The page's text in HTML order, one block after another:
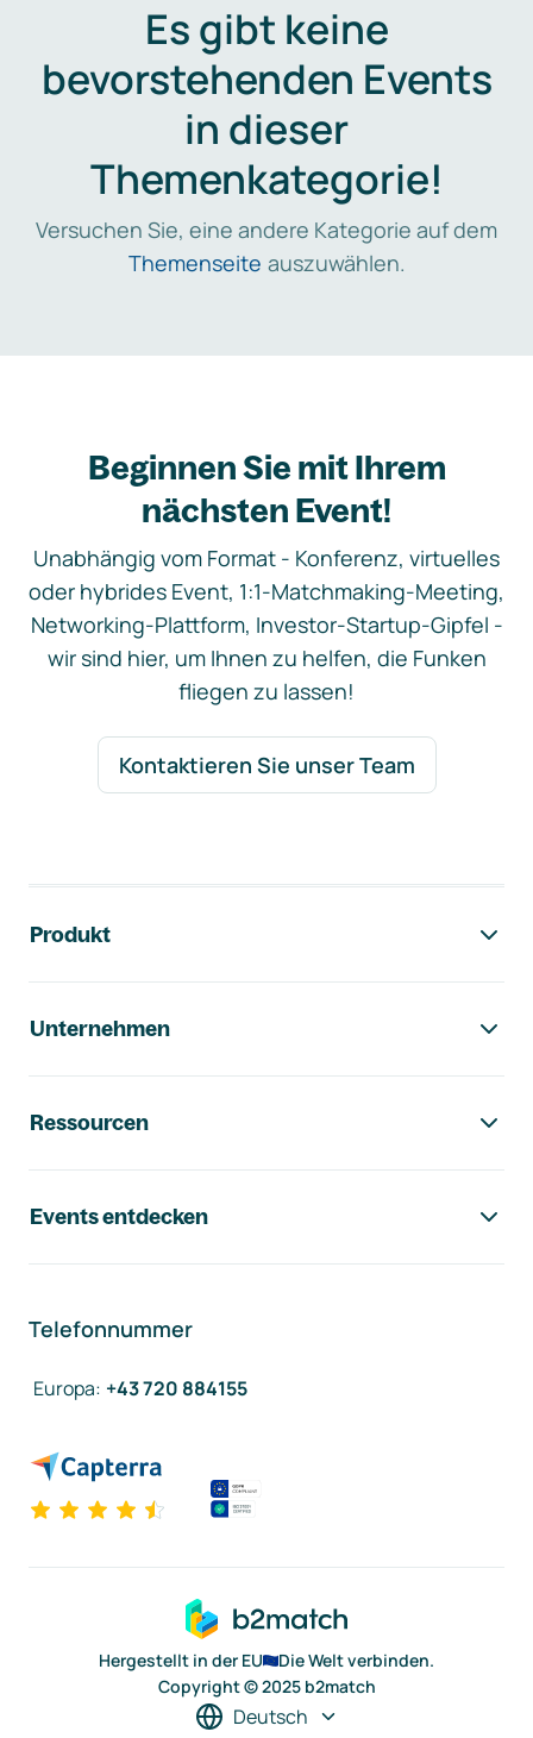
Es gibt keine
bevorstehenden Events
in dieser
Themenkategorie!
Versuchen Sie, eine andere Kategorie auf dem
Themenseite auszuwählen.
Beginnen Sie mit Ihrem
nächsten Event!
Unabhängig vom Format - Konferenz, virtuelles
oder hybrides Event, 1:1-Matchmaking-Meeting,
Networking-Plattform, Investor-Startup-Gipfel -
wir sind hier, um Ihnen zu helfen, die Funken
fliegen zu lassen!
Kontaktieren Sie unser Team
Produkt
Unternehmen
Ressourcen
Events entdecken
Telefonnummer
Europa: +43 720 884155
Hergestellt in der EU
Die Welt verbinden.
Copyright © 2025 b2match
Deutsch